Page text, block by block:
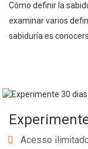
Cómo definir la
examinar varios
sabiduría es
Acesso